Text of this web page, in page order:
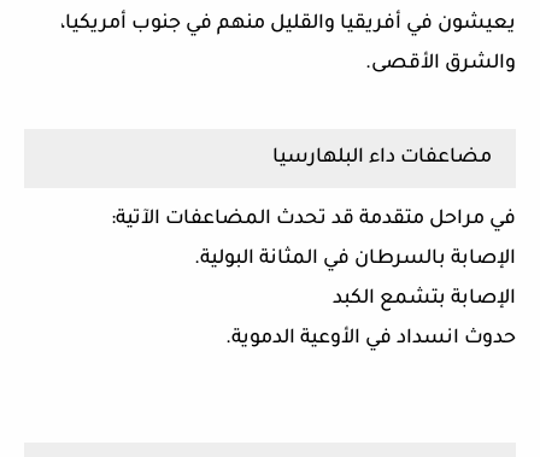
يعيشون في أفريقيا والقليل منهم في جنوب أمريكيا،
والشرق الأقصى.
مضاعفات داء البلهارسيا
في مراحل متقدمة قد تحدث المضاعفات الآتية:
الإصابة بالسرطان في المثانة البولية.
الإصابة بتشمع الكبد
حدوث انسداد في الأوعية الدموية.